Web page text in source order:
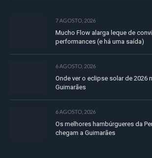
7 AGOSTO, 2026
Mucho Flow alarga leque de
performances (e há uma saída)
6 AGOSTO, 2026
Onde ver o eclipse solar de 2026
Guimarães
6 AGOSTO, 2026
Os melhores hambúrgueres da
chegam a Guimarães